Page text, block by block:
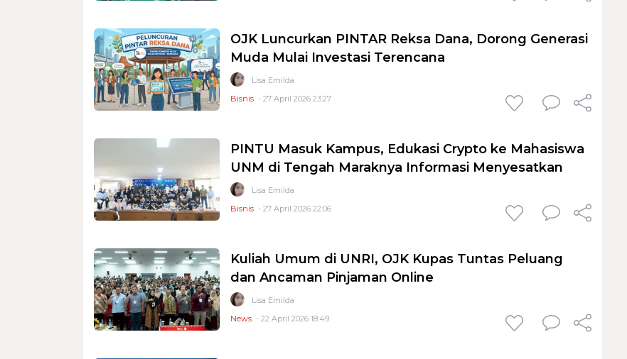
OJK Luncurkan PINTAR Reksa Dana, Dorong Generasi
Muda Mulai Investasi Terencana
Lisa Emilda
Bisnis - 27 April 2026 23:27
PINTU Masuk Kampus, Edukasi Crypto ke Mahasiswa
UNM di Tengah Maraknya Informasi Menyesatkan
Lisa Emilda
Bisnis - 27 April 2026 22:06
Kuliah Umum di UNRI, OJK Kupas Tuntas Peluang
dan Ancaman Pinjaman Online
Lisa Emilda
News - 22 April 2026 18:49